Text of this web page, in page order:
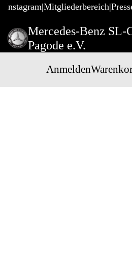
Mitgliederbereich
Mercedes-Benz SL-
Pagode e.V.
Anmelden